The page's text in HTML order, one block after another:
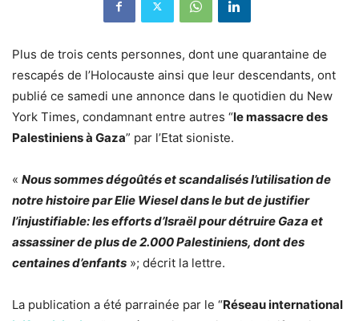
Plus de trois cents personnes, dont une quarantaine de
rescapés de l’Holocauste ainsi que leur descendants, ont
publié ce samedi une annonce dans le quotidien du New
York Times, condamnant entre autres “le massacre des
Palestiniens à Gaza” par l’Etat sioniste.
« Nous sommes dégoûtés et scandalisés l’utilisation de
notre histoire par Elie Wiesel dans le but de justifier
l’injustifiable: les efforts d’Israël pour détruire Gaza et
assassiner de plus de 2.000 Palestiniens, dont des
centaines d’enfants »; décrit la lettre.
La publication a été parrainée par le “Réseau international